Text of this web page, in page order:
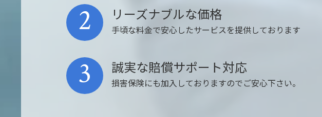
リーズナブルな価格
手頃な料金で安心したサービスを提供しております
2
誠実な賠償サポート対応
損害保険にも加入しておりますのでご安心下さい。
3